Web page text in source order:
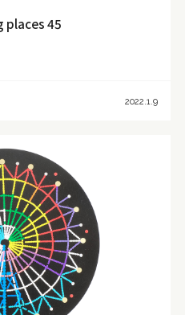
places 45
2022.1.9